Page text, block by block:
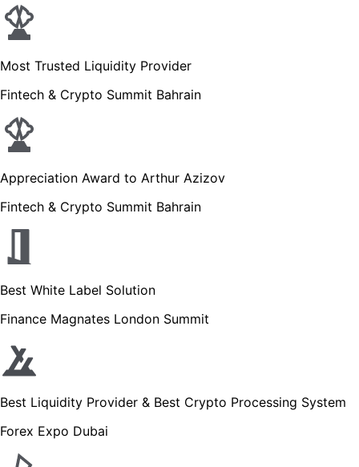
Most Trusted Liquidity Provider
Fintech & Crypto Summit Bahrain
Appreciation Award to Arthur Azizov
Fintech & Crypto Summit Bahrain
Best White Label Solution
Finance Magnates London Summit
Best Liquidity Provider & Best Crypto Processing System
Forex Expo Dubai